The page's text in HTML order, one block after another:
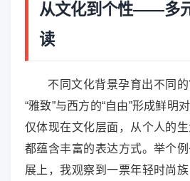
从文化到个性——多
读
不同文化背景孕育出不同
“雅致”与西方的“自由”形成鲜明
仅体现在文化层面，从个人的生
都蕴含丰富的表达方式。举个
展上，我观察到一票年轻时尚